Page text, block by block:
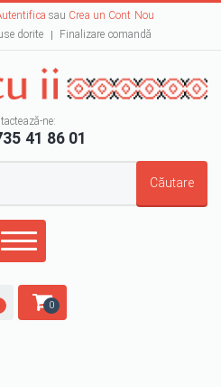
sau Crea un Cont Nou
dorite Finalizare comandă
ne:
41 86 01
0